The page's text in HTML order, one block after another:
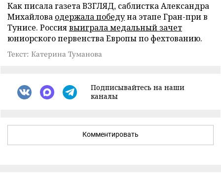
Как писала газета ВЗГЛЯД, саблистка Александра
Михайлова одержала победуна этапе Гран-при в
Тунисе. Россиявыиграла медальный зачет
юниорского первенства Европы по фехтованию.
Текст: Катерина Туманова
Подписывайтесь на наши
каналы
Комментировать